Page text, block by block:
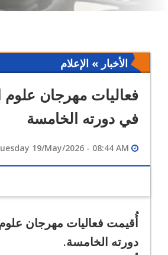
الأخبار » الإعلام
فعاليات مهرجان علوم
في دورته الخامسة
أُقيمت فعاليات مهرجان
دورته الخامسة.